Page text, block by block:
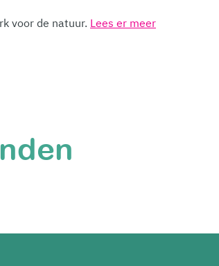
voor de natuur. Lees er meer